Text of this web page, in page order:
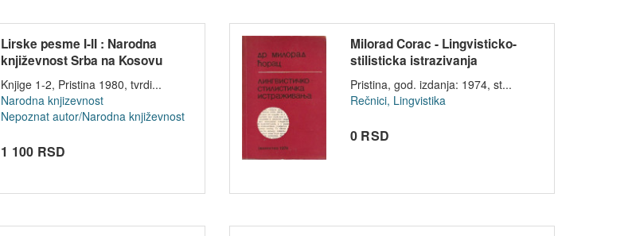
Lirske pesme I-II : Narodna
književnost Srba na Kosovu
Knjige 1-2, Pristina 1980, tvrdi...
Narodna knjizevnost
Nepoznat autor/Narodna književnost
1 100 RSD
Milorad Corac - Lingvisticko-
stilisticka istrazivanja
Pristina, god. izdanja: 1974, st...
Rečnici, Lingvistika
0 RSD